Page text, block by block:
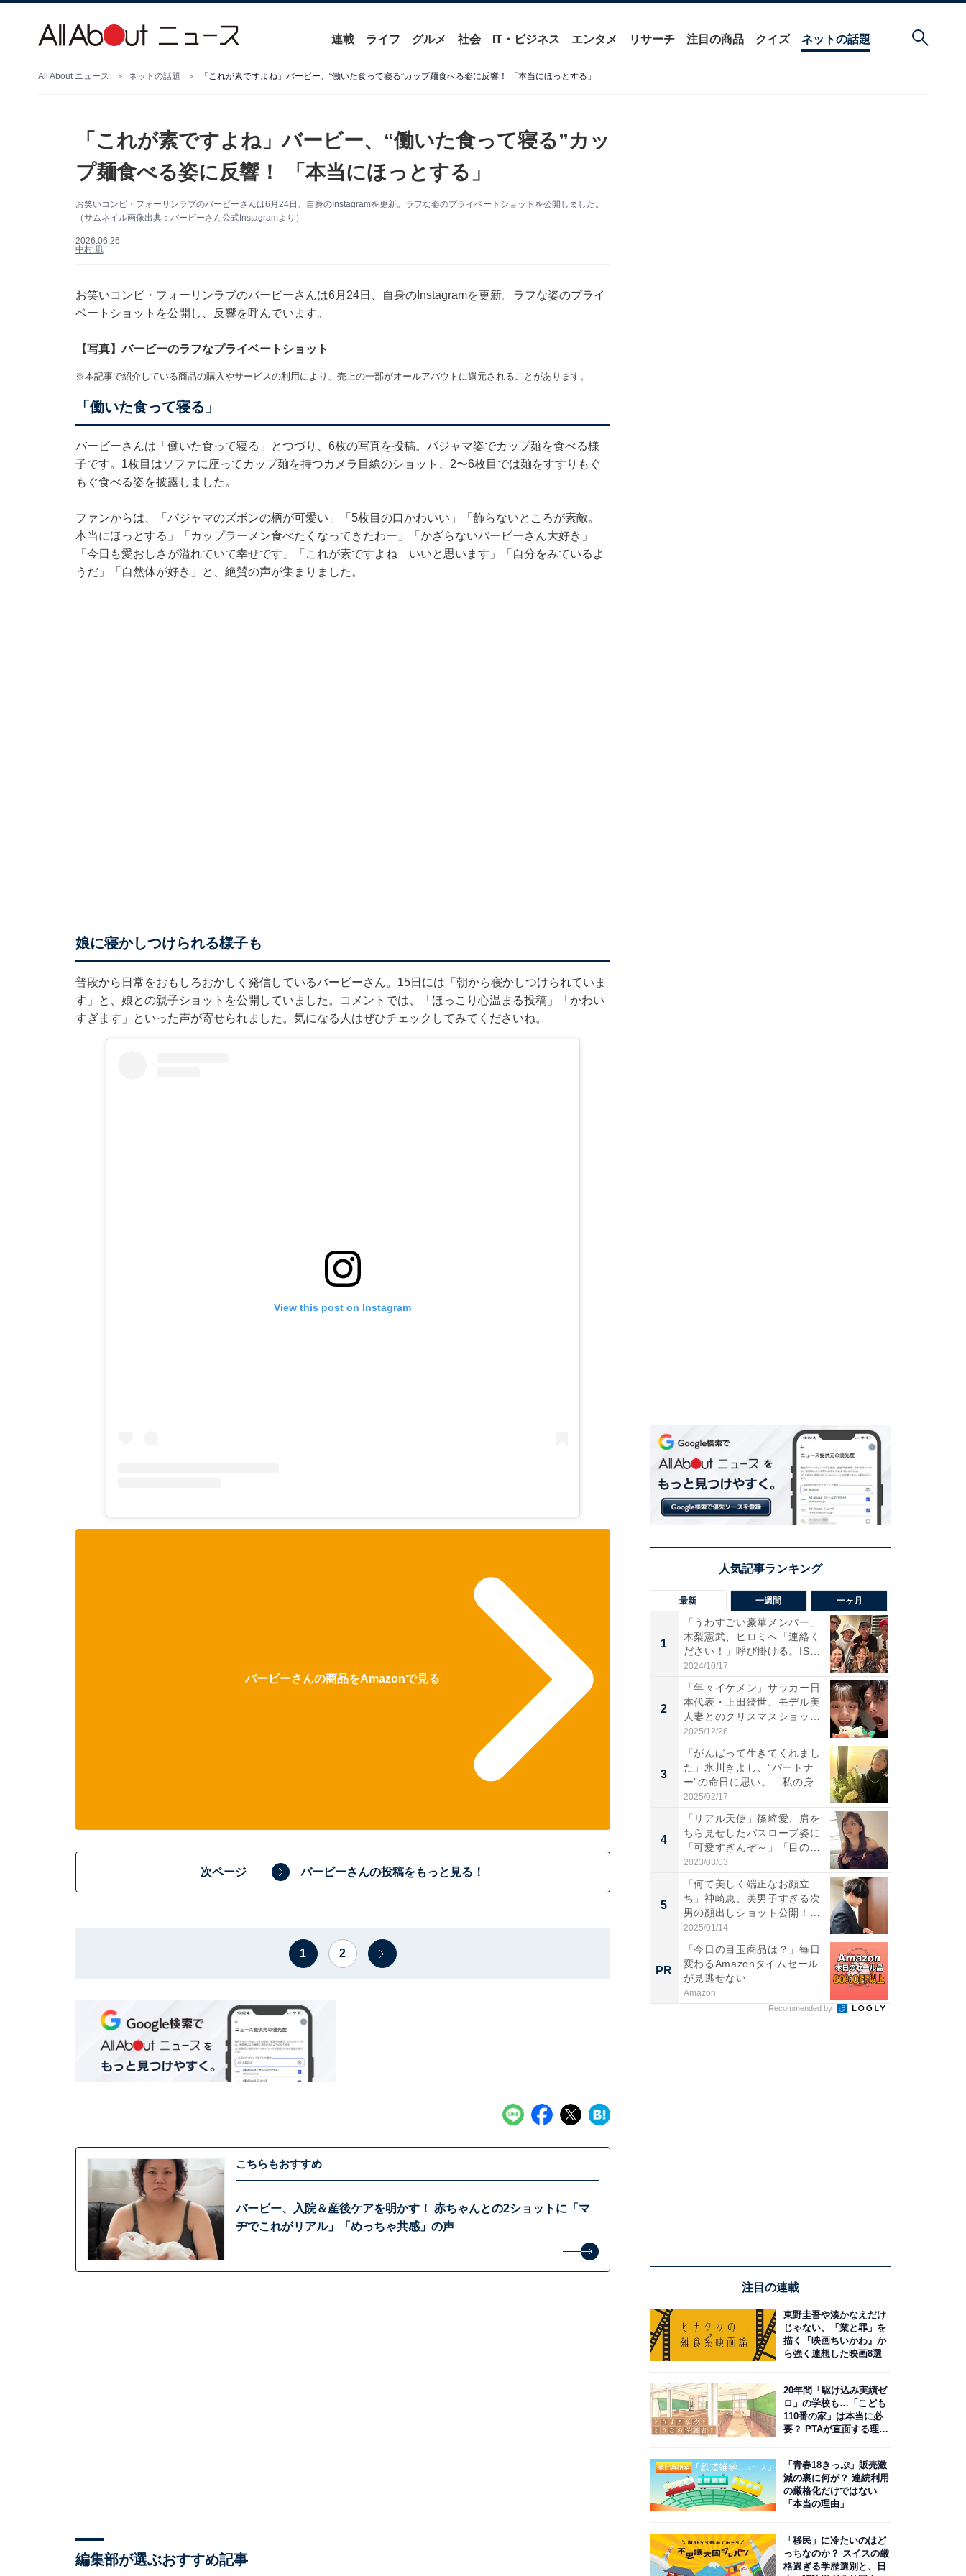
連載 ライフ グルメ 社会 IT・ビジネス エンタメ リサーチ 注目の商品 クイズ ネットの話題
All About ニュース ネットの話題 「これが素ですよね」バービー、“働いた食って寝る”カップ麺食べる姿に反響！ 「本当にほっとする」
「これが素ですよね」バービー、“働いた食って寝る”カッ
プ麺食べる姿に反響！ 「本当にほっとする」
お笑いコンビ・フォーリンラブのバービーさんは6月24日、自身のInstagramを更新。ラフな姿のプライベートショットを公開しました。
（サムネイル画像出典：バービーさん公式Instagramより）
2026.06.26
中村 凪
お笑いコンビ・フォーリンラブのバービーさんは6月24日、自身のInstagramを更新。ラフな姿のプライ
ベートショットを公開し、反響を呼んでいます。
【写真】バービーのラフなプライベートショット
※本記事で紹介している商品の購入やサービスの利用により、売上の一部がオールアバウトに還元されることがあります。
「働いた食って寝る」
バービーさんは「働いた食って寝る」とつづり、6枚の写真を投稿。パジャマ姿でカップ麺を食べる様
子です。1枚目はソファに座ってカップ麺を持つカメラ目線のショット、2〜6枚目では麺をすすりもぐ
もぐ食べる姿を披露しました。
ファンからは、「パジャマのズボンの柄が可愛い」「5枚目の口かわいい」「飾らないところが素敵。
本当にほっとする」「カップラーメン食べたくなってきたわー」「かざらないバービーさん大好き」
「今日も愛おしさが溢れていて幸せです」「これが素ですよね いいと思います」「自分をみているよ
うだ」「自然体が好き」と、絶賛の声が集まりました。
娘に寝かしつけられる様子も
普段から日常をおもしろおかしく発信しているバービーさん。15日には「朝から寝かしつけられていま
す」と、娘との親子ショットを公開していました。コメントでは、「ほっこり心温まる投稿」「かわい
すぎます」といった声が寄せられました。気になる人はぜひチェックしてみてくださいね。
View this post on Instagram
バービーさんの商品をAmazonで見る
次ページ バービーさんの投稿をもっと見る！
1 2
こちらもおすすめ
バービー、入院＆産後ケアを明かす！ 赤ちゃんとの2ショットに「マ
ヂでこれがリアル」「めっちゃ共感」の声
編集部が選ぶおすすめ記事
最新 一週間 一ヶ月
1
「うわすごい豪華メンバー」
木梨憲武、ヒロミへ「連絡く
ださい！」呼び掛ける。IS
S...
2024/10/17
2
「年々イケメン」サッカー日
本代表・上田綺世、モデル美
人妻とのクリスマスショット
に...
2025/12/26
3
「がんばって生きてくれまし
た」氷川きよし、“パートナ
ー”の命日に思い。「私の身
体...
2025/02/17
4
「リアル天使」篠崎愛、肩を
ちら見せしたバスローブ姿に
「可愛すぎんぞ～」「目の表
情...
2023/03/03
5
「何て美しく端正なお顔立
ち」神崎恵、美男子すぎる次
男の顔出しショット公開！
「め...
2025/01/14
PR
「今日の目玉商品は？」毎日
変わるAmazonタイムセール
が見逃せない
Amazon
Recommended by
注目の連載
東野圭吾や湊かなえだけ
じゃない、「業と罪」を
描く『映画ちいかわ』か
ら強く連想した映画8選
20年間「駆け込み実績ゼ
ロ」の学校も…「こども
110番の家」は本当に必
要？ PTAが直面する理想
「青春18きっぷ」販売激
減の裏に何が？ 連続利用
の厳格化だけではない
「本当の理由」
「移民」に冷たいのはど
っちなのか？ スイスの厳
格過ぎる学歴選別と、日